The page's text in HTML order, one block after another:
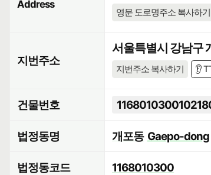
Address
영문 도로명주소 복사하기
지번주소
서울특별시 강남구
지번주소 복사하기 👂
건물번호
법정동명 개포동 Gaepo-dong
법정동코드 1168010300